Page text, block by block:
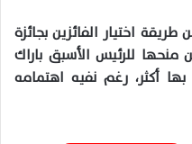
اختيار الفائزين بجائزة
منحها للرئيس الأسبق باراك
أكثر، رغم نفيه اهتمامه